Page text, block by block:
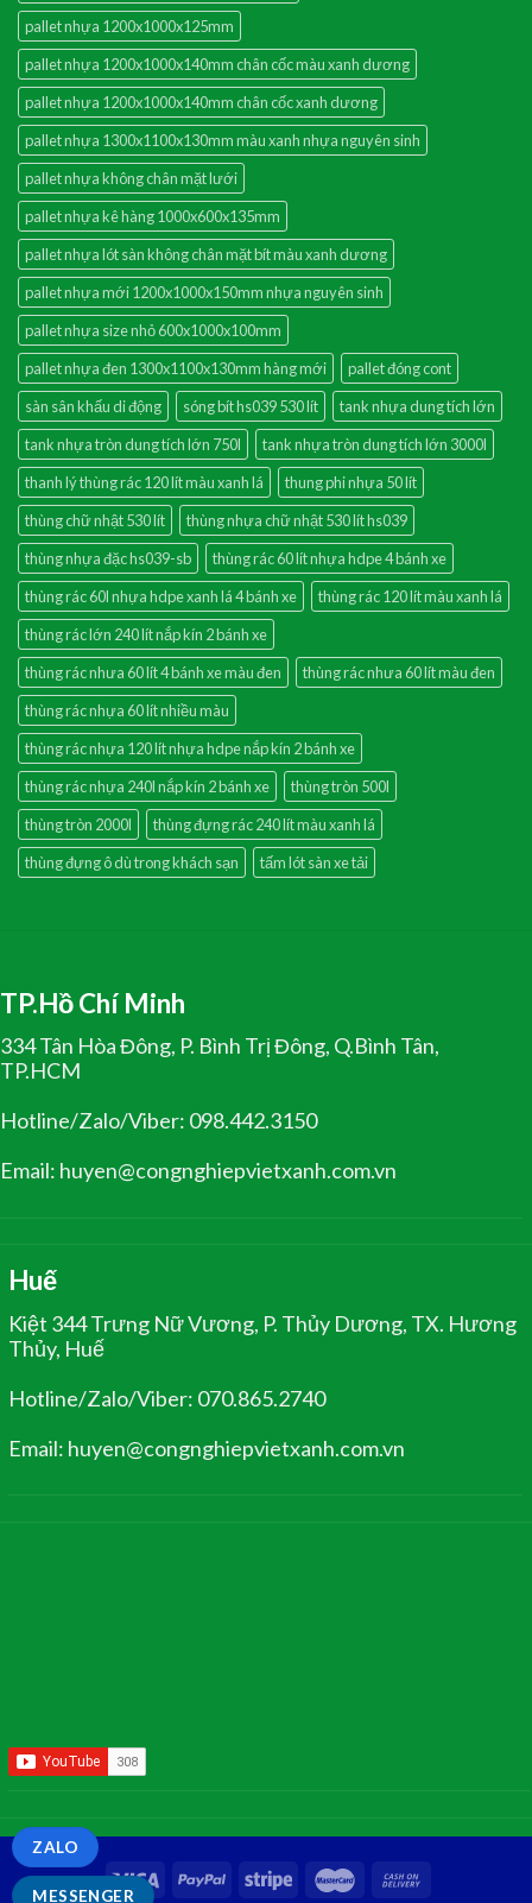
pallet nhựa 1200x1000x125mm
pallet nhựa 1200x1000x140mm chân cốc màu xanh dương
pallet nhựa 1200x1000x140mm chân cốc xanh dương
pallet nhựa 1300x1100x130mm màu xanh nhựa nguyên sinh
pallet nhựa không chân mặt lưới
pallet nhựa kê hàng 1000x600x135mm
pallet nhựa lót sàn không chân mặt bít màu xanh dương
pallet nhựa mới 1200x1000x150mm nhựa nguyên sinh
pallet nhựa size nhỏ 600x1000x100mm
pallet nhựa đen 1300x1100x130mm hàng mới
pallet đóng cont
sàn sân khấu di động
sóng bít hs039 530 lít
tank nhựa dung tích lớn
tank nhựa tròn dung tích lớn 750l
tank nhựa tròn dung tích lớn 3000l
thanh lý thùng rác 120 lít màu xanh lá
thung phi nhựa 50 lít
thùng chữ nhật 530 lít
thùng nhựa chữ nhật 530 lít hs039
thùng nhựa đặc hs039-sb
thùng rác 60 lít nhựa hdpe 4 bánh xe
thùng rác 60l nhựa hdpe xanh lá 4 bánh xe
thùng rác 120 lít màu xanh lá
thùng rác lớn 240 lít nắp kín 2 bánh xe
thùng rác nhưa 60 lít 4 bánh xe màu đen
thùng rác nhưa 60 lít màu đen
thùng rác nhựa 60 lít nhiều màu
thùng rác nhựa 120 lít nhựa hdpe nắp kín 2 bánh xe
thùng rác nhựa 240l nắp kín 2 bánh xe
thùng tròn 500l
thùng tròn 2000l
thùng đựng rác 240 lít màu xanh lá
thùng đựng ô dù trong khách sạn
tấm lót sàn xe tải
TP.Hồ Chí Minh
334 Tân Hòa Đông, P. Bình Trị Đông, Q.Bình Tân,
TP.HCM
Hotline/Zalo/Viber: 098.442.3150
Email: huyen@congnghiepvietxanh.com.vn
Huế
Kiệt 344 Trưng Nữ Vương, P. Thủy Dương, TX. Hương
Thủy, Huế
Hotline/Zalo/Viber: 070.865.2740
Email: huyen@congnghiepvietxanh.com.vn
MESSENGER
ZALO